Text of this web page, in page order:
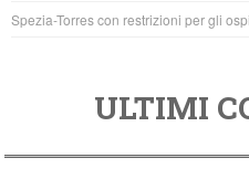
Spezia-Torres con restrizioni per gli
ULTIMI